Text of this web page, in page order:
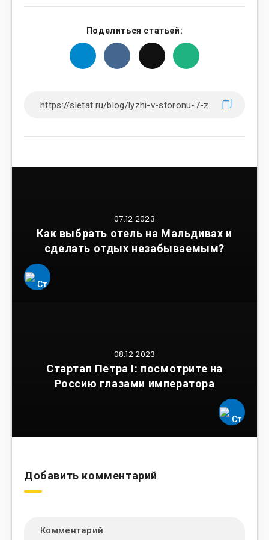
Поделиться статьей:
07.12.2023
Как выбрать отель на Мальдивах и
сделать отдых незабываемым?
08.12.2023
Стартап Петра I: посмотрите на
Россию глазами императора
Добавить комментарий